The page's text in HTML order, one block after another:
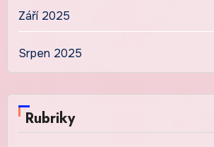
Září 2025
Srpen 2025
Rubriky